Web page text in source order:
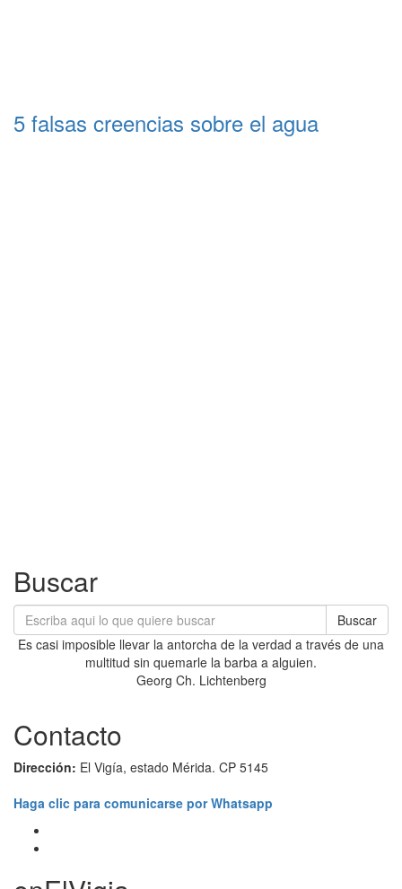
5 falsas creencias sobre el agua
Buscar
Buscar
Es casi imposible llevar la antorcha de la verdad a través de una
multitud sin quemarle la barba a alguien.
Georg Ch. Lichtenberg
Contacto
Dirección: El Vigía, estado Mérida. CP 5145
Haga clic para comunicarse por Whatsapp